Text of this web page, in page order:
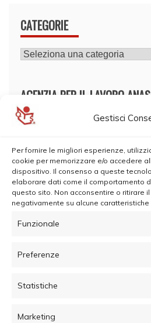
Gestisci
Per fornire le migliori esperienze,
cookie per memorizzare e/o accedere
dispositivo. Il consenso a queste
elaborare dati come il comportamento
questo sito. Non acconsentire o ritirare
negativamente su alcune caratteristiche
Funzionale
Preferenze
Statistiche
Marketing
CATEGORIE
CATEGORIE
AGENZIA PER IL LAVORO ANAS